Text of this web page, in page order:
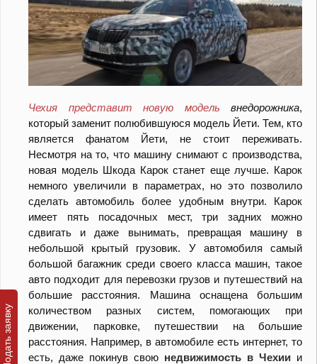
Чехия представит новую модель внедорожника,
который заменит полюбившуюся модель Йети. Тем, кто
является фанатом Йети, не стоит переживать.
Несмотря на то, что машину снимают с производства,
новая модель Шкода Карок станет еще лучше. Карок
немного увеличили в параметрах, но это позволило
сделать автомобиль более удобным внутри. Карок
имеет пять посадочных мест, три задних можно
сдвигать и даже вынимать, превращая машину в
небольшой крытый грузовик. У автомобиля самый
большой багажник среди своего класса машин, такое
авто подходит для перевозки грузов и путешествий на
большие расстояния. Машина оснащена большим
количеством разных систем, помогающих при
движении, парковке, путешествии на большие
расстояния. Например, в автомобиле есть интернет, то
есть, даже покинув свою недвижимость в Чехии и